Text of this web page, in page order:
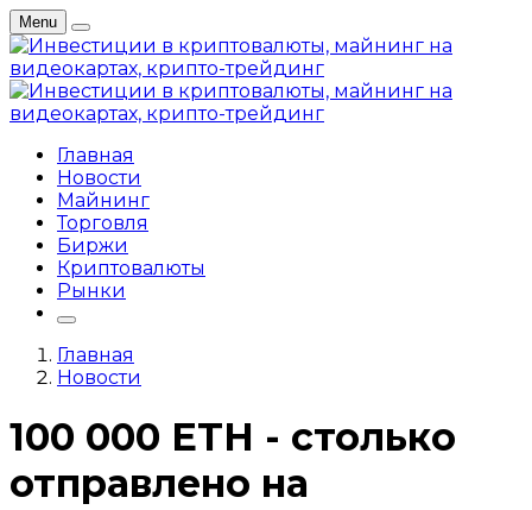
Menu
Главная
Новости
Майнинг
Торговля
Биржи
Криптовалюты
Рынки
Главная
Новости
100 000 ETH - столько
отправлено на